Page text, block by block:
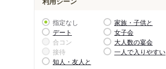
指定なし
家族・子供と
デート
女子会
合コン
大人数の宴会
接待
一人で入りやすい
知人・友人と